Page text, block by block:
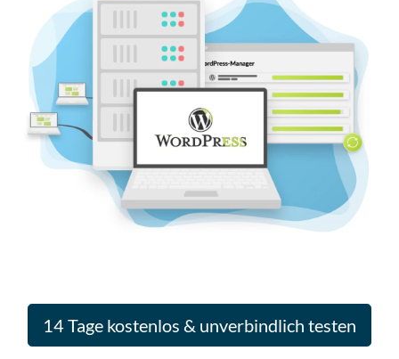
14 Tage kostenlos & unverbindlich testen